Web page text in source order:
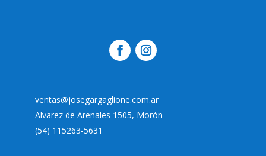
ventas@josegargaglione.com.ar
Alvarez de Arenales 1505, Morón
(54) 115263-5631